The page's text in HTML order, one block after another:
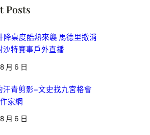
Posts
降桌度酷熱來襲 馬德里撤消
沙特賽事戶外直播
月 6 日
汗青剪影–文史找九宮格會
家網
月 6 日